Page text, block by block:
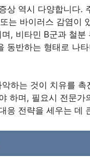
상 역시 다양합니다.
는 바이러스 감염이
, 비타민 B군과 철분
동반하는 형태로 나
하는 것이 치유를
하며, 필요시 전문가
응 전략을 세우는 데